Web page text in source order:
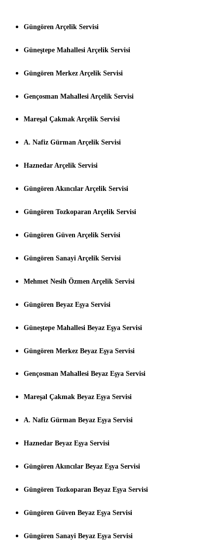
Güngören Arçelik Servisi
Güneştepe Mahallesi Arçelik Servisi
Güngören Merkez Arçelik Servisi
Gençosman Mahallesi Arçelik Servisi
Mareşal Çakmak Arçelik Servisi
A. Nafiz Gürman Arçelik Servisi
Haznedar Arçelik Servisi
Güngören Akıncılar Arçelik Servisi
Güngören Tozkoparan Arçelik Servisi
Güngören Güven Arçelik Servisi
Güngören Sanayi Arçelik Servisi
Mehmet Nesih Özmen Arçelik Servisi
Güngören Beyaz Eşya Servisi
Güneştepe Mahallesi Beyaz Eşya Servisi
Güngören Merkez Beyaz Eşya Servisi
Gençosman Mahallesi Beyaz Eşya Servisi
Mareşal Çakmak Beyaz Eşya Servisi
A. Nafiz Gürman Beyaz Eşya Servisi
Haznedar Beyaz Eşya Servisi
Güngören Akıncılar Beyaz Eşya Servisi
Güngören Tozkoparan Beyaz Eşya Servisi
Güngören Güven Beyaz Eşya Servisi
Güngören Sanayi Beyaz Eşya Servisi